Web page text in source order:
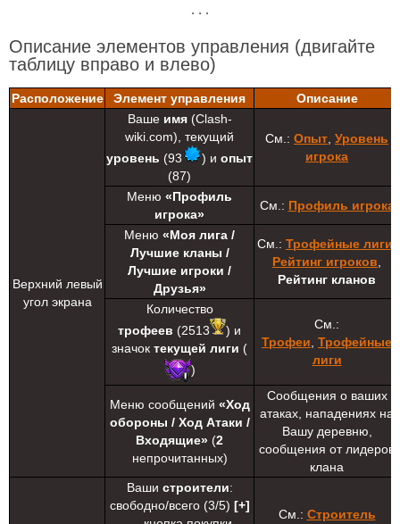
. . .
Описание элементов управления (двигайте
таблицу вправо и влево)
Расположение Элемент управления Описание
Верхний левый
угол экрана
Ваше имя(Clash-
wiki.com), текущий
уровень (93 ) и опыт
(87)
См.: Опыт Уровень
игрока
Меню «Профиль
игрока»
См.: Профиль игрока
Меню «Моя лига /
Лучшие кланы /
Лучшие игроки /
Друзья»
См.: Трофейные лиги
Рейтинг игроков
Рейтинг кланов
Количество
трофеев (2513
) и
значок текущей лиги (
)
См.:
Трофеи Трофейные
лиги
Меню сообщений «Ход
обороны / Ход Атаки /
Входящие» (2
непрочитанных)
Сообщения о ваших
атаках, нападениях на
Вашу деревню,
сообщения от лидеров
клана
Ваши строители:
свободно/всего (3/5) [+]
См.: Строитель